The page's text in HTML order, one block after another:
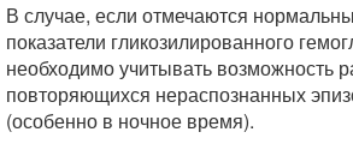
В случае, если отмечаются
показатели гликозилированного
необходимо учитывать возможность
повторяющихся нераспознанных
(особенно в ночное время).